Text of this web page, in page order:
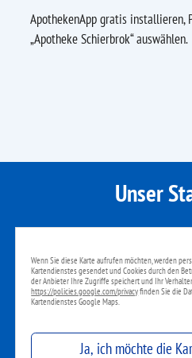
ApothekenApp gratis installieren,
„Apotheke Schierbrok“ auswählen.
Unser
Wenn Sie diese Karte aufrufen möchten, werden
Kartendienstes gesendet und Cookies durch den
der Anbieter Ihre Zugriffe speichert und Ihr
https://policies.google.com/privacyfinden Sie die
Kartendienstes Google Maps.
Ja, ich möchte die